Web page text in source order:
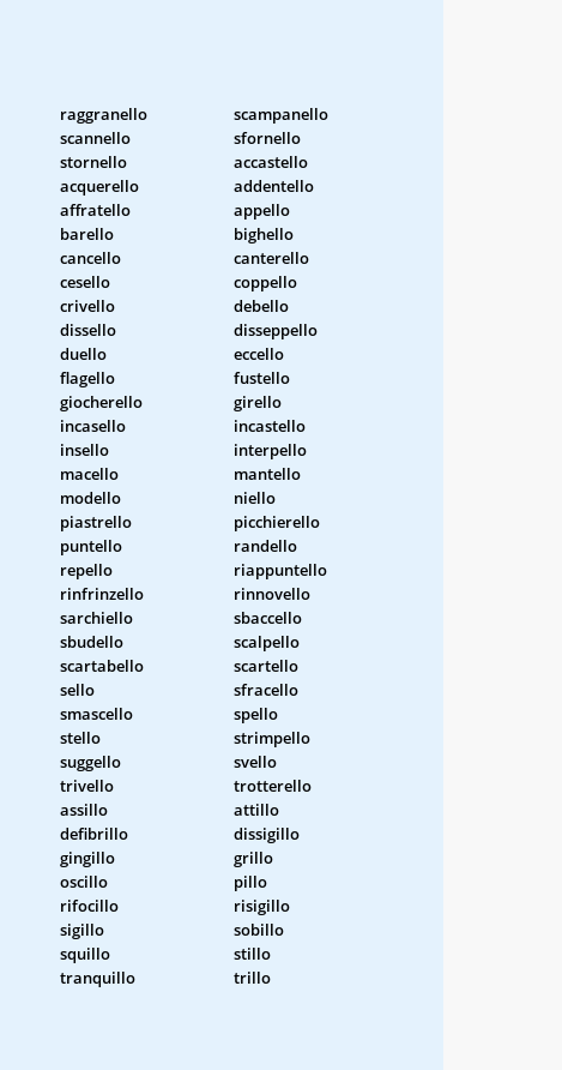
raggranello
scampanello
scannello
sfornello
stornello
accastello
acquerello
addentello
affratello
appello
barello
bighello
cancello
canterello
cesello
coppello
crivello
debello
dissello
disseppello
duello
eccello
flagello
fustello
giocherello
girello
incasello
incastello
insello
interpello
macello
mantello
modello
niello
piastrello
picchierello
puntello
randello
repello
riappuntello
rinfrinzello
rinnovello
sarchiello
sbaccello
sbudello
scalpello
scartabello
scartello
sello
sfracello
smascello
spello
stello
strimpello
suggello
svello
trivello
trotterello
assillo
attillo
defibrillo
dissigillo
gingillo
grillo
oscillo
pillo
rifocillo
risigillo
sigillo
sobillo
squillo
stillo
tranquillo
trillo